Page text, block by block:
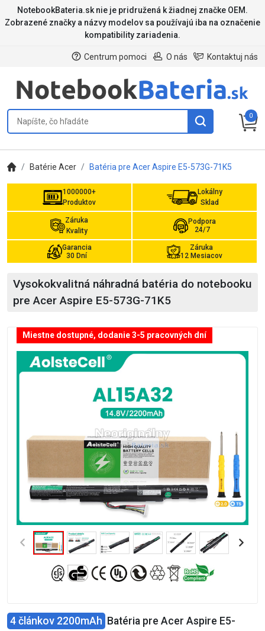
NotebookBateria.sk nie je pridružená k žiadnej značke OEM.
Zobrazené značky a názvy modelov sa používajú iba na označenie
kompatibility zariadenia.
Kontaktuj nás
O nás
Centrum pomoci
0
Batérie Acer Batéria pre Acer Aspire E5-573G-71K5
1000000+
Produktov
Lokálny
Sklad
Záruka
Kvality
Podpora
24/7
Garancia
30 Dní
Záruka
12 Mesiacov
Vysokokvalitná náhradná batéria do notebooku
pre Acer Aspire E5-573G-71K5
Miestne dostupné, dodanie 3-5 pracovných dní
4 článkov 2200mAh Batéria pre Acer Aspire E5-